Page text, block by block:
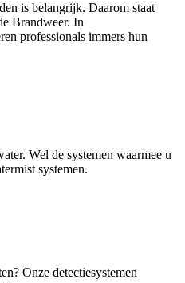
is belangrijk. Daarom staat
Brandweer. In
professionals immers hun
Wel de systemen waarmee u
systemen.
Onze detectiesystemen